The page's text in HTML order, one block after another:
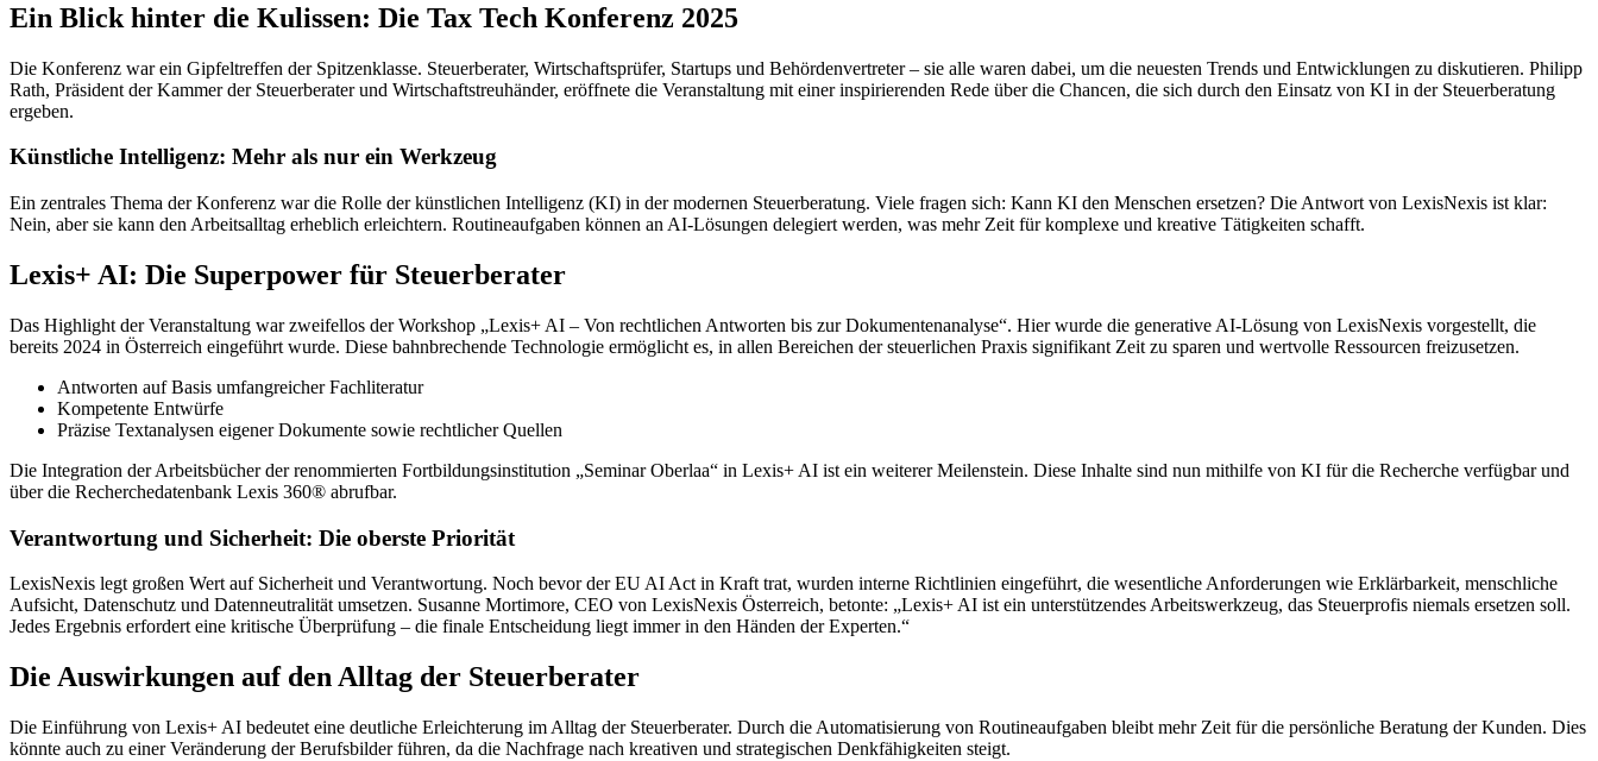
Ein Blick hinter die Kulissen: Die Tax Tech Konferenz 2025
Die Konferenz war ein Gipfeltreffen der Spitzenklasse. Steuerberater, Wirtschaftsprüfer, Startups und Behördenvertreter – sie alle waren dabei, um die neuesten Trends und Entwicklungen zu diskutieren. Philipp
Rath, Präsident der Kammer der Steuerberater und Wirtschaftstreuhänder, eröffnete die Veranstaltung mit einer inspirierenden Rede über die Chancen, die sich durch den Einsatz von KI in der Steuerberatung
ergeben.
Künstliche Intelligenz: Mehr als nur ein Werkzeug
Ein zentrales Thema der Konferenz war die Rolle der künstlichen Intelligenz (KI) in der modernen Steuerberatung. Viele fragen sich: Kann KI den Menschen ersetzen? Die Antwort von LexisNexis ist klar:
Nein, aber sie kann den Arbeitsalltag erheblich erleichtern. Routineaufgaben können an AI-Lösungen delegiert werden, was mehr Zeit für komplexe und kreative Tätigkeiten schafft.
Lexis+ AI: Die Superpower für Steuerberater
Das Highlight der Veranstaltung war zweifellos der Workshop „Lexis+ AI – Von rechtlichen Antworten bis zur Dokumentenanalyse“. Hier wurde die generative AI-Lösung von LexisNexis vorgestellt, die
bereits 2024 in Österreich eingeführt wurde. Diese bahnbrechende Technologie ermöglicht es, in allen Bereichen der steuerlichen Praxis signifikant Zeit zu sparen und wertvolle Ressourcen freizusetzen.
Antworten auf Basis umfangreicher Fachliteratur
Kompetente Entwürfe
Präzise Textanalysen eigener Dokumente sowie rechtlicher Quellen
Die Integration der Arbeitsbücher der renommierten Fortbildungsinstitution „Seminar Oberlaa“ in Lexis+ AI ist ein weiterer Meilenstein. Diese Inhalte sind nun mithilfe von KI für die Recherche verfügbar und
über die Recherchedatenbank Lexis 360® abrufbar.
Verantwortung und Sicherheit: Die oberste Priorität
LexisNexis legt großen Wert auf Sicherheit und Verantwortung. Noch bevor der EU AI Act in Kraft trat, wurden interne Richtlinien eingeführt, die wesentliche Anforderungen wie Erklärbarkeit, menschliche
Aufsicht, Datenschutz und Datenneutralität umsetzen. Susanne Mortimore, CEO von LexisNexis Österreich, betonte: „Lexis+ AI ist ein unterstützendes Arbeitswerkzeug, das Steuerprofis niemals ersetzen soll.
Jedes Ergebnis erfordert eine kritische Überprüfung – die finale Entscheidung liegt immer in den Händen der Experten.“
Die Auswirkungen auf den Alltag der Steuerberater
Die Einführung von Lexis+ AI bedeutet eine deutliche Erleichterung im Alltag der Steuerberater. Durch die Automatisierung von Routineaufgaben bleibt mehr Zeit für die persönliche Beratung der Kunden. Dies
könnte auch zu einer Veränderung der Berufsbilder führen, da die Nachfrage nach kreativen und strategischen Denkfähigkeiten steigt.